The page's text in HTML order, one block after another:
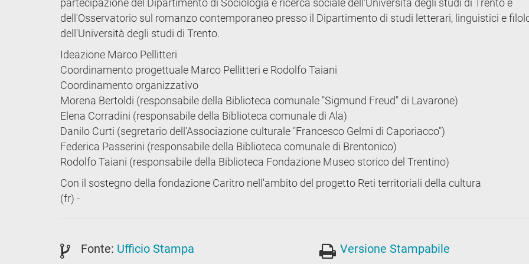
partecipazione del Dipartimento di Sociologia e ricerca sociale dell'Università degli studi di Trento e
dell'Osservatorio sul romanzo contemporaneo presso il Dipartimento di studi letterari, linguistici e
dell'Università degli studi di Trento.
Ideazione Marco Pellitteri
Coordinamento progettuale Marco Pellitteri e Rodolfo Taiani
Coordinamento organizzativo
Morena Bertoldi (responsabile della Biblioteca comunale "Sigmund Freud" di Lavarone)
Elena Corradini (responsabile della Biblioteca comunale di Ala)
Danilo Curti (segretario dell'Associazione culturale "Francesco Gelmi di Caporiacco")
Federica Passerini (responsabile della Biblioteca comunale di Brentonico)
Rodolfo Taiani (responsabile della Biblioteca Fondazione Museo storico del Trentino)
Con il sostegno della fondazione Caritro nell'ambito del progetto Reti territoriali della cultura
(fr) -
Fonte: Ufficio Stampa Versione Stampabile